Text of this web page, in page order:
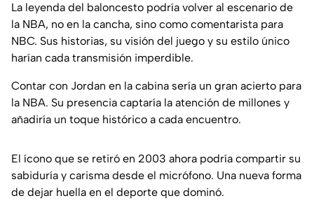
La leyenda del baloncesto podría volver al escenario de
la NBA, no en la cancha, sino como comentarista para
NBC. Sus historias, su visión del juego y su estilo único
harían cada transmisión imperdible.
Contar con Jordan en la cabina sería un gran acierto para
la NBA. Su presencia captaría la atención de millones y
añadiría un toque histórico a cada encuentro.
El ícono que se retiró en 2003 ahora podría compartir su
sabiduría y carisma desde el micrófono. Una nueva forma
de dejar huella en el deporte que dominó.